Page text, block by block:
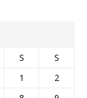
S
S
1
2